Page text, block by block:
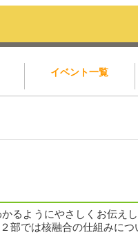
イベント一覧
るようにやさしくお伝え
部では核融合の仕組みにつ